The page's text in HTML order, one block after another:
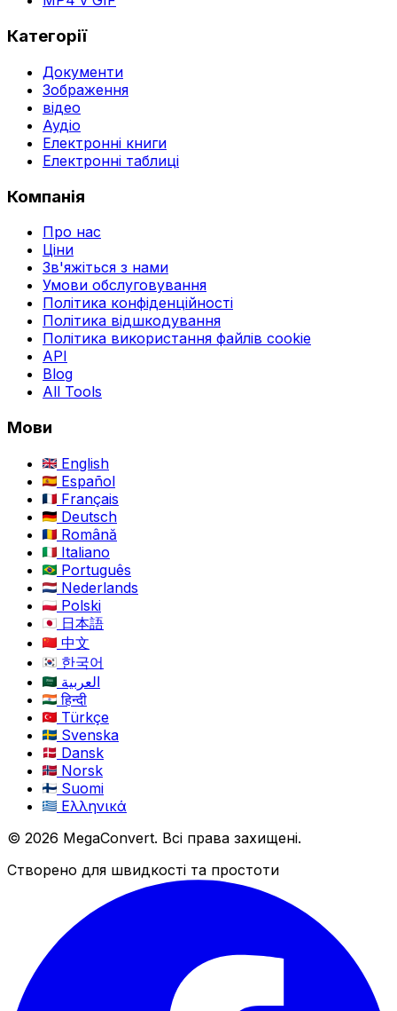
Категорії
Документи
Зображення
відео
Аудіо
Електронні книги
Електронні таблиці
Компанія
Про нас
Ціни
Зв'яжіться з нами
Умови обслуговування
Політика конфіденційності
Політика відшкодування
Політика використання файлів cookie
API
Blog
All Tools
Мови
English
Español
Français
Deutsch
Română
Italiano
Português
Nederlands
Polski
日本語
中文
한국어
العربية
हिन्दी
Türkçe
Svenska
Dansk
Norsk
Suomi
Ελληνικά
© 2026 MegaConvert. Всі права захищені.
Створено для швидкості та простоти